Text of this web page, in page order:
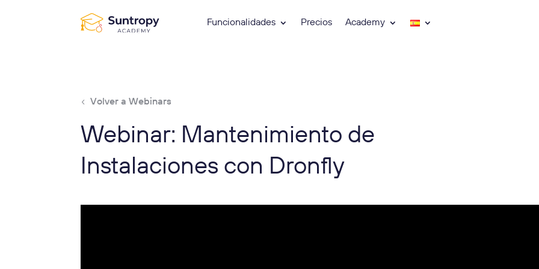
Funcionalidades Precios Academy
Volver a Webinars
Webinar: Mantenimiento de
Instalaciones con Dronfly